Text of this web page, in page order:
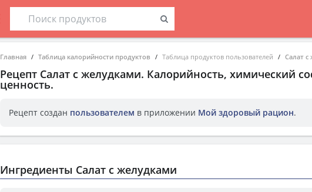
Главная Таблица калорийности продуктов Таблица продуктов пользователей Салат
Рецепт Салат с желудками. Калорийность, химический
ценность.
Рецепт создан пользователем в приложении Мой здоровый рацион.
Ингредиенты Салат с желудками